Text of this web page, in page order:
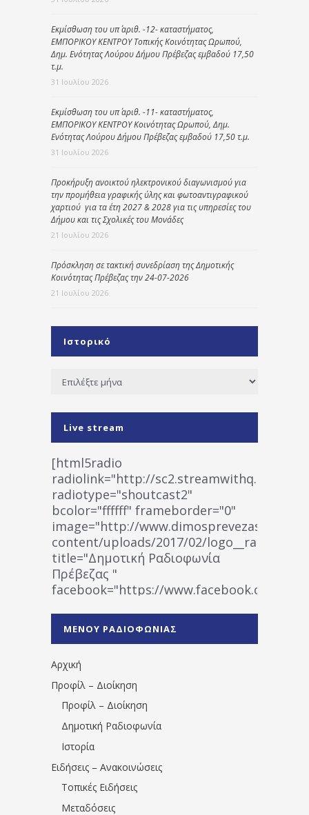
Εκμίσθωση του υπ΄ αριθ. -12- καταστήματος,
ΕΜΠΟΡΙΚΟΥ ΚΕΝΤΡΟΥ Τοπικής Κοινότητας Ωρωπού,
Δημ. Ενότητας Λούρου Δήμου Πρέβεζας εμβαδού 17,50
τ.μ.
31 Ιουλίου 2026
Εκμίσθωση του υπ΄ αριθ. -11- καταστήματος,
ΕΜΠΟΡΙΚΟΥ ΚΕΝΤΡΟΥ Κοινότητας Ωρωπού, Δημ.
Ενότητας Λούρου Δήμου Πρέβεζας εμβαδού 17,50 τ.μ.
31 Ιουλίου 2026
Προκήρυξη ανοικτού ηλεκτρονικού διαγωνισμού για
την προμήθεια γραφικής ύλης και φωτοαντιγραφικού
χαρτιού για τα έτη 2027 & 2028 για τις υπηρεσίες του
Δήμου και τις Σχολικές του Μονάδες
21 Ιουλίου 2026
Πρόσκληση σε τακτική συνεδρίαση της Δημοτικής
Κοινότητας Πρέβεζας την 24-07-2026
21 Ιουλίου 2026
Ιστορικό
Ιστορικό
Live stream
[html5radio
radiolink="http://
radiotype="shoutcast2"
bcolor="ffffff" frameborder="0"
image="http://www.dimosprevezas.gr/wp-
content/uploads/2017/02/
title="Δημοτική Ραδιοφωνία
Πρέβεζας "
facebook="https://www.facebook.com/
1531194763766854/" artist="" ]
ΜΕΝΟΥ ΡΑΔΙΟΦΩΝΙΑΣ
Αρχική
Προφίλ – Διοίκηση
Προφίλ – Διοίκηση
Δημοτική Ραδιοφωνία
Ιστορία
Ειδήσεις – Ανακοινώσεις
Τοπικές Ειδήσεις
Μεταδόσεις